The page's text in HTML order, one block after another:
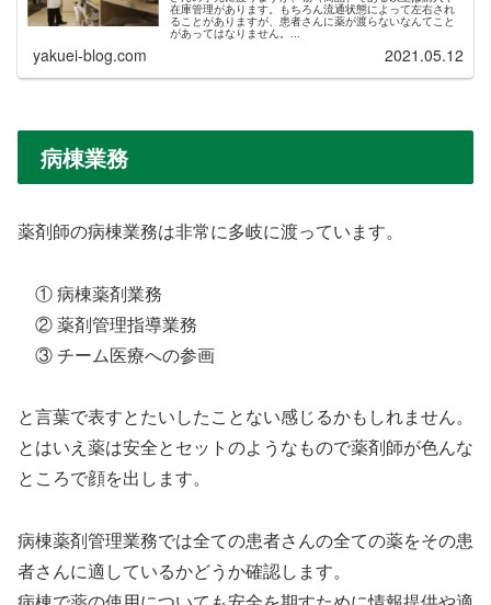
在庫管理があります。もちろん流通状態によって左右され
ることがありますが、患者さんに薬が渡らないなんてこと
があってはなりません。...
yakuei-blog.com 2021.05.12
病棟業務
薬剤師の病棟業務は非常に多岐に渡っています。
① 病棟薬剤業務
② 薬剤管理指導業務
③ チーム医療への参画
と言葉で表すとたいしたことない感じるかもしれません。
とはいえ薬は安全とセットのようなもので薬剤師が色んな
ところで顔を出します。
病棟薬剤管理業務では全ての患者さんの全ての薬をその患
者さんに適しているかどうか確認します。